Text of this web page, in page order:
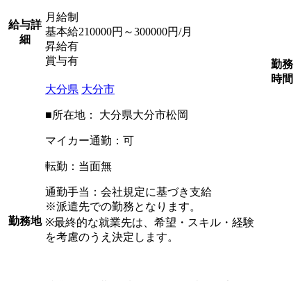
給与詳
細
月給制
基本給210000円～300000円/月
昇給有
賞与有
勤務地
大分県 大分市
■所在地： 大分県大分市松岡
マイカー通勤：可
転勤：当面無
通勤手当：会社規定に基づき支給
※派遣先での勤務となります。
※最終的な就業先は、希望・スキル・経験
を考慮のうえ決定します。
勤務
時間